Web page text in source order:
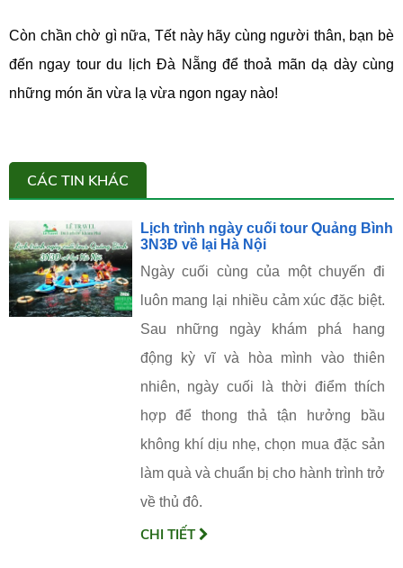
Còn chần chờ gì nữa, Tết này hãy cùng người thân, bạn bè
đến ngay tour du lịch Đà Nẵng để thoả mãn dạ dày cùng
những món ăn vừa lạ vừa ngon ngay nào!
CÁC TIN KHÁC
Lịch trình ngày cuối tour Quảng Bình
3N3Đ về lại Hà Nội
Ngày cuối cùng của một chuyến đi
luôn mang lại nhiều cảm xúc đặc biệt.
Sau những ngày khám phá hang
động kỳ vĩ và hòa mình vào thiên
nhiên, ngày cuối là thời điểm thích
hợp để thong thả tận hưởng bầu
không khí dịu nhẹ, chọn mua đặc sản
làm quà và chuẩn bị cho hành trình trở
về thủ đô.
CHI TIẾT